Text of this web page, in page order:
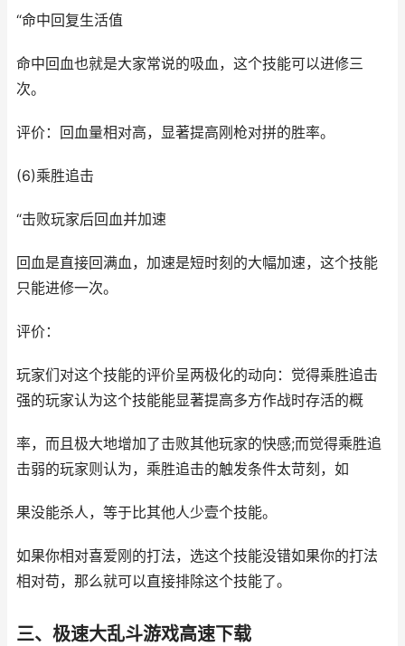
“命中回复生活值
命中回血也就是大家常说的吸血，这个技能可以进修三
次。
评价：回血量相对高，显著提高刚枪对拼的胜率。
(6)乘胜追击
“击败玩家后回血并加速
回血是直接回满血，加速是短时刻的大幅加速，这个技能
只能进修一次。
评价：
玩家们对这个技能的评价呈两极化的动向：觉得乘胜追击
强的玩家认为这个技能能显著提高多方作战时存活的概
率，而且极大地增加了击败其他玩家的快感;而觉得乘胜追
击弱的玩家则认为，乘胜追击的触发条件太苛刻，如
果没能杀人，等于比其他人少壹个技能。
如果你相对喜爱刚的打法，选这个技能没错如果你的打法
相对苟，那么就可以直接排除这个技能了。
三、极速大乱斗游戏高速下载